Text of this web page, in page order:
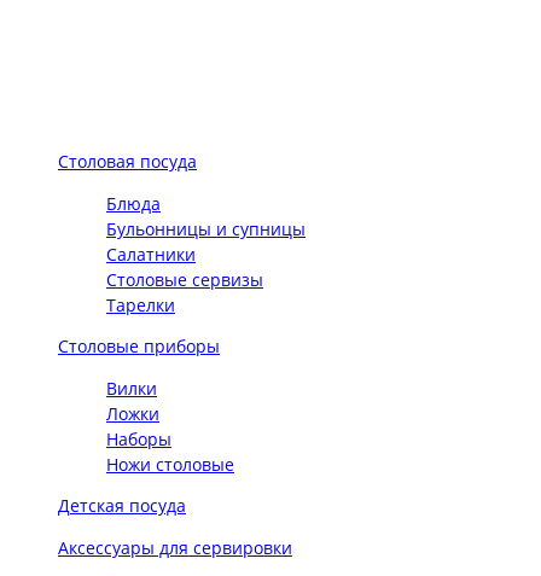
Столовая посуда
Блюда
Бульонницы и супницы
Салатники
Столовые сервизы
Тарелки
Столовые приборы
Вилки
Ложки
Наборы
Ножи столовые
Детская посуда
Аксессуары для сервировки